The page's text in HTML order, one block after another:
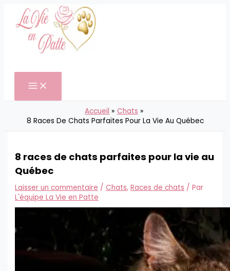
contenu
Accueil
Chats
8 Races De Chats Parfaites Pour La Vie Au Québec
8 races de chats parfaites pour la vie au
Québec
Laisser un commentaire /Chats,Races de chats / Par
L'équipe La Vie en Patte